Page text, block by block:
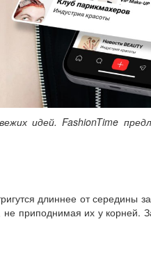
идей. FashionTime
длиннее от середины
приподнимая их у